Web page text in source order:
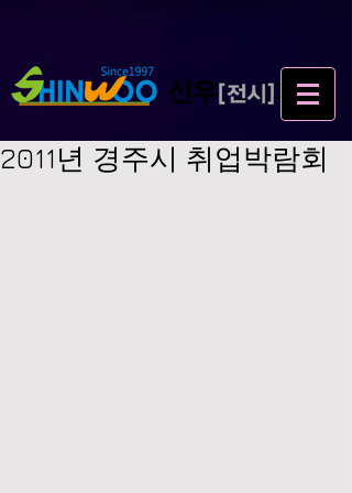
2011년 경주시 취업박람회